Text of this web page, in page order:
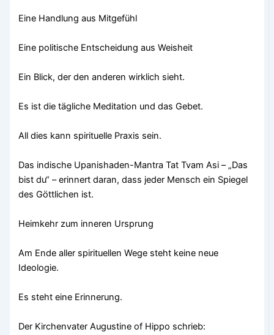
Eine Handlung aus Mitgefühl
Eine politische Entscheidung aus Weisheit
Ein Blick, der den anderen wirklich sieht.
Es ist die tägliche Meditation und das Gebet.
All dies kann spirituelle Praxis sein.
Das indische Upanishaden-Mantra Tat Tvam Asi – „Das
bist du“ – erinnert daran, dass jeder Mensch ein Spiegel
des Göttlichen ist.
Heimkehr zum inneren Ursprung
Am Ende aller spirituellen Wege steht keine neue
Ideologie.
Es steht eine Erinnerung.
Der Kirchenvater Augustine of Hippo schrieb: